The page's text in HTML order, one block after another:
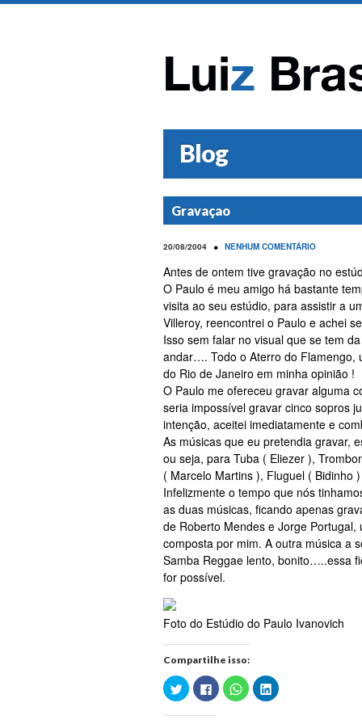
Blog
Gravaçao
20/08/2004 • NENHUM COMENTÁRIO
Antes de ontem tive gravação no
O Paulo é meu amigo há bastante
visita ao seu estúdio, para assistir a
Villeroy, reencontrei o Paulo e achei
Isso sem falar no visual que se tem
andar…. Todo o Aterro do Flamengo,
do Rio de Janeiro em minha opinião !
O Paulo me ofereceu gravar alguma
seria impossível gravar cinco sopros
intenção, aceitei imediatamente e
As músicas que eu pretendia gravar,
ou seja, para Tuba ( Eliezer ),
( Marcelo Martins ), Fluguel ( Bidinho
Infelizmente o tempo que nós
as duas músicas, ficando apenas
de Roberto Mendes e Jorge
composta por mim. A outra música a
Samba Reggae lento, bonito…..essa
for possível.
Foto do Estúdio do Paulo Ivanovich
Compartilhe isso:
Clique
para
compartilhar
no
Clique
para
compartilhar
no
Clique
para
compartilhar
Clique
para